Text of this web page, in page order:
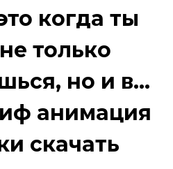
когда ты
только
но и в...
анимация
скачать